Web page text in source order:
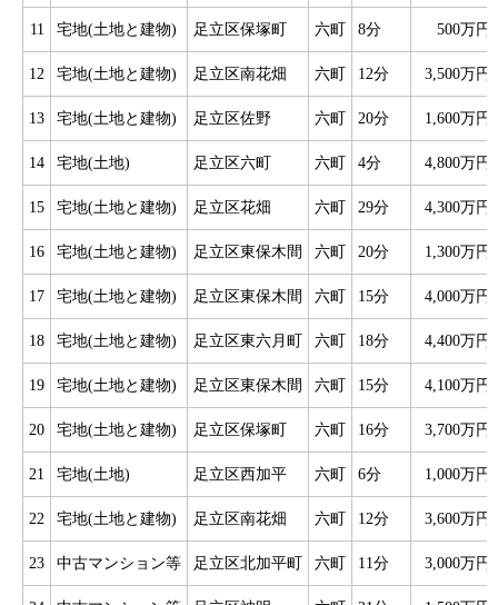
11 宅地(土地と建物) 足立区保塚町 六町 8分 500万円
12 宅地(土地と建物) 足立区南花畑 六町 12分 3,500万円
13 宅地(土地と建物) 足立区佐野 六町 20分 1,600万円
14 宅地(土地) 足立区六町 六町 4分 4,800万円
15 宅地(土地と建物) 足立区花畑 六町 29分 4,300万円
16 宅地(土地と建物) 足立区東保木間 六町 20分 1,300万円
17 宅地(土地と建物) 足立区東保木間 六町 15分 4,000万円
18 宅地(土地と建物) 足立区東六月町 六町 18分 4,400万円
19 宅地(土地と建物) 足立区東保木間 六町 15分 4,100万円
20 宅地(土地と建物) 足立区保塚町 六町 16分 3,700万円
21 宅地(土地) 足立区西加平 六町 6分 1,000万円
22 宅地(土地と建物) 足立区南花畑 六町 12分 3,600万円
23 中古マンション等 足立区北加平町 六町 11分 3,000万円